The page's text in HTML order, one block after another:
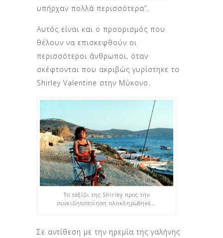
υπήρχαν πολλά περισσότερα”.
Αυτός είναι και ο προορισμός που
θέλουν να επισκεφθούν οι
περισσότεροι άνθρωποι, όταν
σκέφτονται που ακριβώς γυρίστηκε το
Shirley Valentine στην Μύκονο.
Το ταξίδι της Shirley προς την
συνειδητοποίηση ολοκληρώθηκε…
Σε αντίθεση με την ηρεμία της γαλήνης